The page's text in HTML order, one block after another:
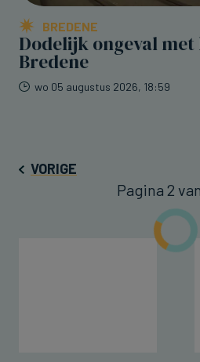
BREDENE
Dodelijk ongeval
Bredene
wo 05 augustus 2026, 18:59
VORIGE
Pagina 2